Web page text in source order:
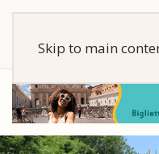
Skip to main